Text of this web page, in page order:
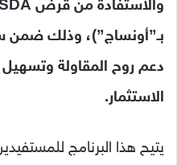
بـ”أونساج”)، وذلك ضمن
دعم روح المقاولة
الاستثمار.
يتيح هذا البرنامج